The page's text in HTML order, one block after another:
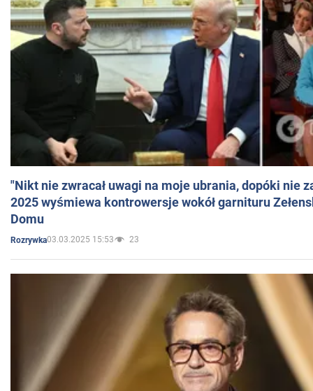
"Nikt nie zwracał uwagi na moje ubrania, dopóki nie
2025 wyśmiewa kontrowersje wokół garnituru
Domu
Rozrywka03.03.2025 15:53 23